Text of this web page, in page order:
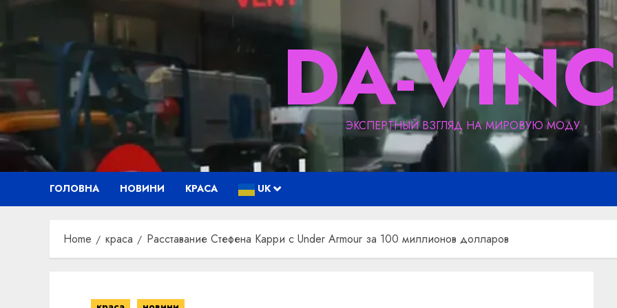
content
DA-
ЭКСПЕРТНЫЙ ВЗГЛЯД НА МИРОВУЮ МОДУ
ГОЛОВНА НОВИНИ КРАСА UK
Home краса Расставание Стефена Карри с Under Armour за 100 миллионов долларов